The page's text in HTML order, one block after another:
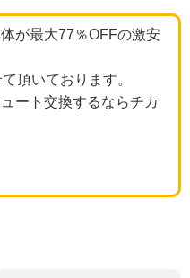
が最大77％OFFの激安
頂いております。
ート交換するならチカ